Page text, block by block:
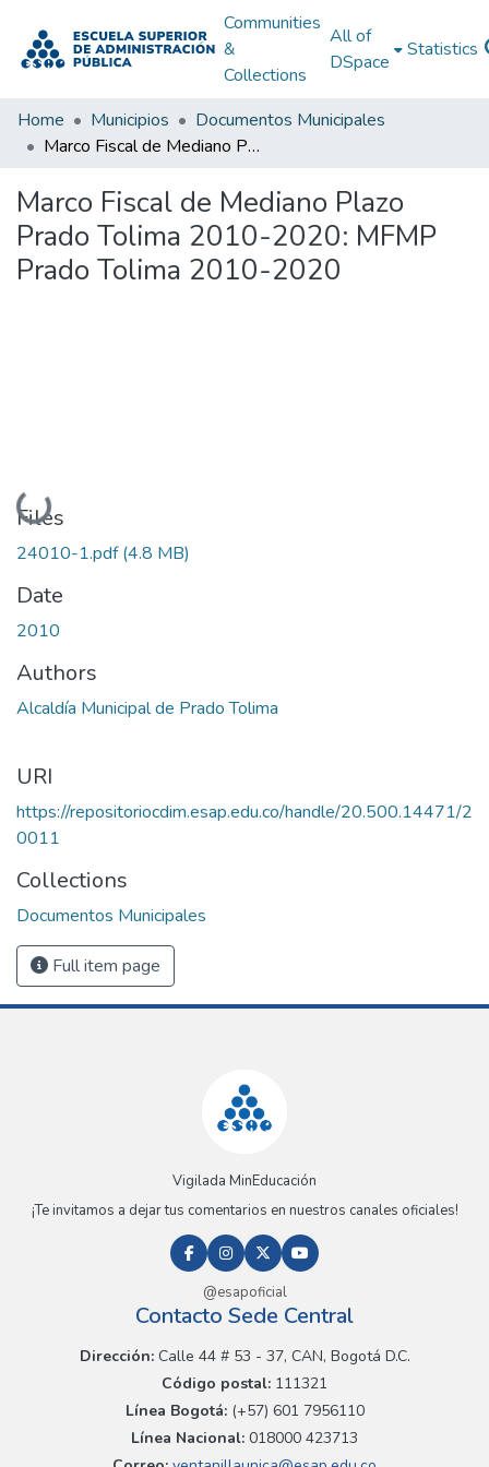
Communities
&
Collections
All of
DSpace
Statistics
Home Municipios
Documentos Municipales
Marco Fiscal de Mediano Plazo Prado Tolima 2010-2020: MFMP Prado Tolima 2010-2020
Marco Fiscal de Mediano Plazo
Prado Tolima 2010-2020: MFMP
Prado Tolima 2010-2020
Loading...
Files
24010-1.pdf(4.8 MB)
Date
2010
Authors
Alcaldía Municipal de Prado Tolima
URI
https://repositoriocdim.esap.edu.co/handle/20.500.14471/2
0011
Collections
Documentos Municipales
Full item page
Vigilada MinEducación
¡Te invitamos a dejar tus comentarios en nuestros canales oficiales!
@esapoficial
Contacto Sede Central
Dirección:Calle 44 # 53 - 37, CAN, Bogotá D.C.
Código postal: 111321
Línea Bogotá:(+57) 601 7956110
Línea Nacional: 018000 423713